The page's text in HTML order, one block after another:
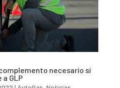
necesario si
GLP